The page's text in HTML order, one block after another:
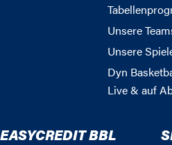
Unsere
Unsere
Dyn
Live & auf
EASYCREDIT BBL